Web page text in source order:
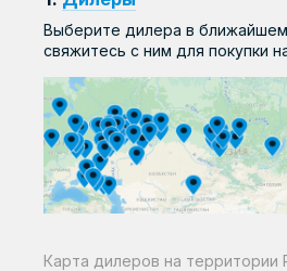
Выберите дилера в
свяжитесь с ним для покупки
Карта дилеров на территории